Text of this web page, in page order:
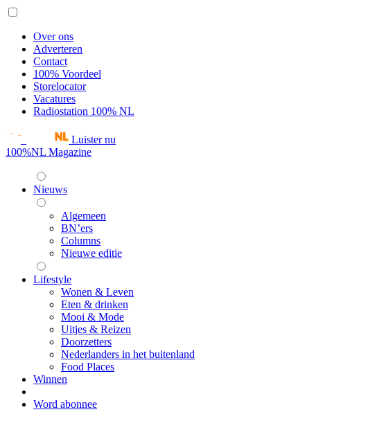
Over ons
Adverteren
Contact
100% Voordeel
Storelocator
Vacatures
Radiostation 100% NL
Luister nu
100%NL Magazine
Nieuws
Algemeen
BN’ers
Columns
Nieuwe editie
Lifestyle
Wonen & Leven
Eten & drinken
Mooi & Mode
Uitjes & Reizen
Doorzetters
Nederlanders in het buitenland
Food Places
Winnen
Word abonnee